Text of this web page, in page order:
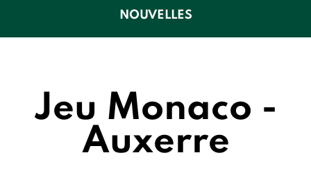
NOUVELLES
Jeu Monaco -
Auxerre